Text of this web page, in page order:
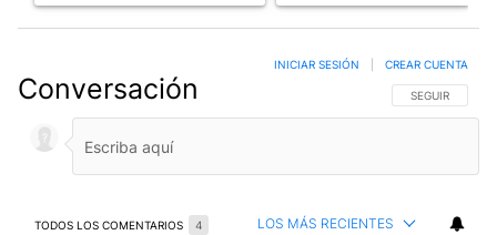
Conversación SIGA ESTA
SEGUIR
INICIAR SESIÓN CREAR CUENTA
TODOS LOS COMENTARIOS 4 LOS MÁS RECIENTES